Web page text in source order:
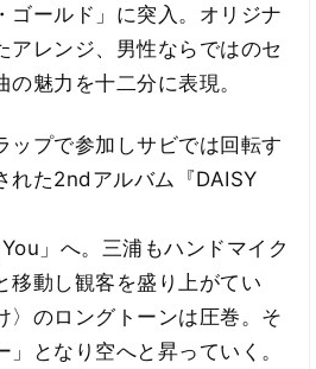
ゴールド」に突入。オリジナ
アレンジ、男性ならではのセ
魅力を十二分に表現。
プで参加しサビでは回転す
れた2ndアルバム『DAISY
」へ。三浦もハンドマイク
移動し観客を盛り上がてい
〉のロングトーンは圧巻。そ
となり空へと昇っていく。